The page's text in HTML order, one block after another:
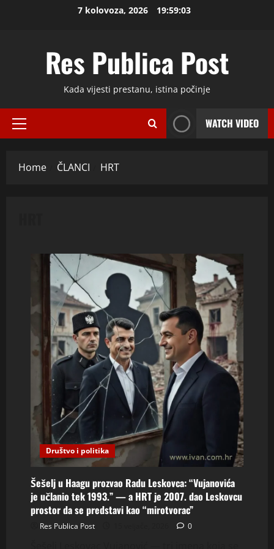
7 kolovoza, 2026 19:59:03
Res Publica Post
Kada vijesti prestanu, istina počinje
Primary
WATCH VIDEO
Home ČLANCI HRT
Društvo i politika
Šešelj u Haagu prozvao Radu Leskovca: “Vujanovića
je učlanio tek 1993.” — a HRT je 2007. dao Leskovcu
prostor da se predstavi kao “mirotvorac”
Res Publica Post 0